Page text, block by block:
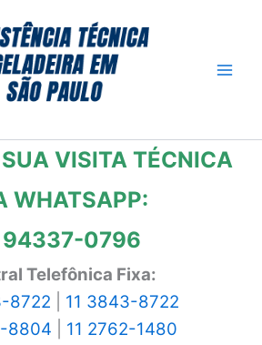
VISITA TÉCNICA
WHATSAPP:
94337-0796
Telefônica Fixa:
8722
11 3843-8722
8804
11 2762-1480